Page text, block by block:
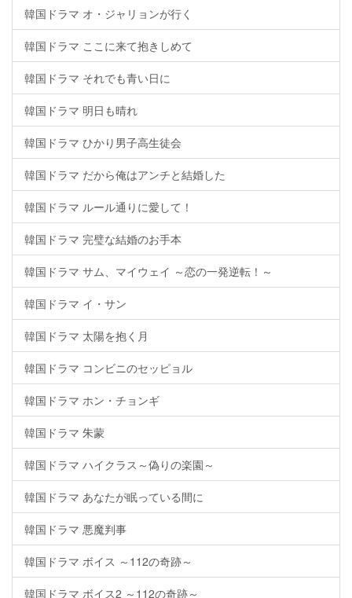
韓国ドラマ オ・ジャリョンが行く
韓国ドラマ ここに来て抱きしめて
韓国ドラマ それでも青い日に
韓国ドラマ 明日も晴れ
韓国ドラマ ひかり男子高生徒会
韓国ドラマ だから俺はアンチと結婚した
韓国ドラマ ルール通りに愛して！
韓国ドラマ 完璧な結婚のお手本
韓国ドラマ サム、マイウェイ ～恋の一発逆転！～
韓国ドラマ イ・サン
韓国ドラマ 太陽を抱く月
韓国ドラマ コンビニのセッピョル
韓国ドラマ ホン・チョンギ
韓国ドラマ 朱蒙
韓国ドラマ ハイクラス～偽りの楽園～
韓国ドラマ あなたが眠っている間に
韓国ドラマ 悪魔判事
韓国ドラマ ボイス ～112の奇跡～
韓国ドラマ ボイス2 ～112の奇跡～